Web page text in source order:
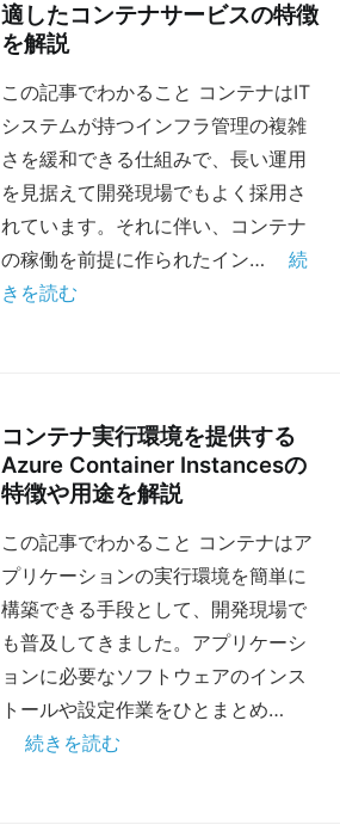
適したコンテナサービスの特徴
を解説
この記事でわかること コンテナはIT
システムが持つインフラ管理の複雑
さを緩和できる仕組みで、長い運用
を見据えて開発現場でもよく採用さ
れています。それに伴い、コンテナ
の稼働を前提に作られたイン…
続
きを読む
コンテナ実行環境を提供する
Azure Container Instancesの
特徴や用途を解説
この記事でわかること コンテナはア
プリケーションの実行環境を簡単に
構築できる手段として、開発現場で
も普及してきました。アプリケーシ
ョンに必要なソフトウェアのインス
トールや設定作業をひとまとめ…
続きを読む